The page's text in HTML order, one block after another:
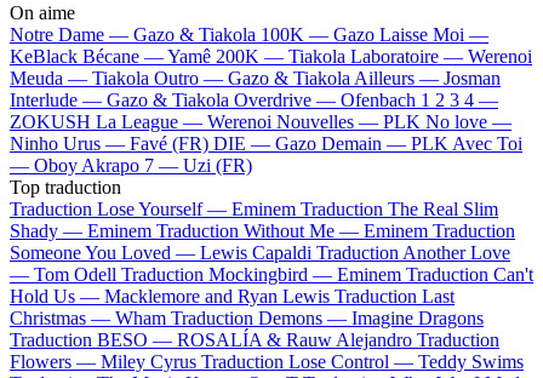
On aime
Notre Dame — Gazo & Tiakola 100K — Gazo Laisse Moi —
KeBlack Bécane —Yamê 200K — Tiakola Laboratoire — Werenoi
Meuda — Tiakola Outro — Gazo & Tiakola Ailleurs — Josman
Interlude — Gazo & Tiakola Overdrive — Ofenbach 1 2 3 4 —
ZOKUSH La League — Werenoi Nouvelles — PLK No love —
Ninho Urus — Favé (FR) DIE — Gazo Demain — PLK Avec Toi
— Oboy Akrapo 7 — Uzi (FR)
Top traduction
Traduction Lose Yourself — Eminem Traduction The Real Slim
Shady — Eminem Traduction Without Me — Eminem Traduction
Someone You Loved — Lewis Capaldi Traduction Another Love
— Tom Odell Traduction Mockingbird — Eminem Traduction Can't
Hold Us — Macklemore and Ryan Lewis Traduction Last
Christmas — Wham Traduction Demons — Imagine Dragons
Traduction BESO — ROSALÍA & Rauw Alejandro Traduction
Flowers — Miley Cyrus Traduction Lose Control — Teddy Swims